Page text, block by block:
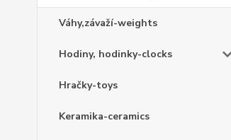
Váhy,závaží-weights
Hodiny, hodinky-clocks
Hračky-toys
Keramika-ceramics